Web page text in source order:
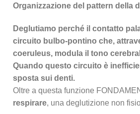
Organizzazione del pattern della
Deglutiamo perché il contatto
circuito bulbo-pontino che,
coeruleus, modula il tono
Quando questo circuito è
sposta sui denti.
Oltre a questa funzione
respirare, una deglutizione non